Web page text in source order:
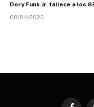
Dory Funk Jr. fallece a los
08/04/2026